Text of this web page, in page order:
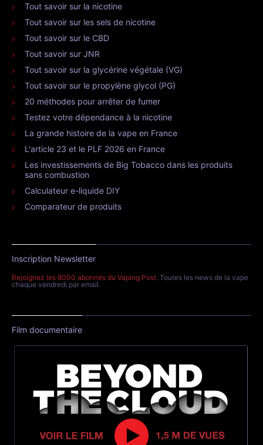
Tout savoir sur la nicotine
Tout savoir sur les sels de nicotine
Tout savoir sur le CBD
Tout savoir sur JNR
Tout savoir sur la glycérine végétale (VG)
Tout savoir sur le propylène glycol (PG)
20 méthodes pour arrêter de fumer
Testez votre dépendance à la nicotine
La grande histoire de la vape en France
L'article 23 et le PLF 2026 en France
Les investissements de Big Tobacco dans les produits
sans combustion
Calculateur e-liquide DIY
Comparateur de produits
Inscription Newsletter
Rejoignez les 8000 abonnés du Vaping Post. Toutes les news de la vape
chaque vendredi par email.
Film documentaire